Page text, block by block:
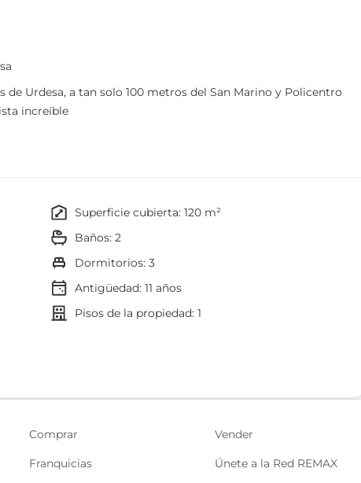
Urdesa, a tan solo 100 metros del San Marino y Policentro
increíble
superficie cubierta: 120 m²
baños: 2
dormitorios: 3
Antigüedad:11 años
pisos de la propiedad: 1
Piscina
Cocina
Comprar Vender
Franquicias Únete a la Red REMAX